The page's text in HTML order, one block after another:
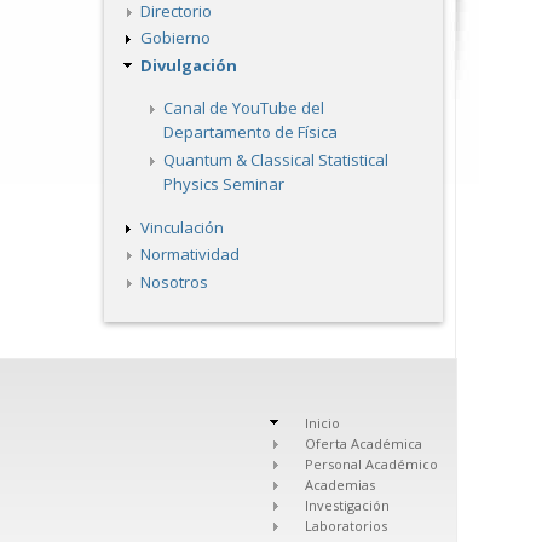
Directorio
Gobierno
Divulgación
Canal de YouTube del
Departamento de Física
Quantum & Classical Statistical
Physics Seminar
Vinculación
Normatividad
Nosotros
Inicio
Oferta Académica
Personal Académico
Academias
Investigación
Laboratorios